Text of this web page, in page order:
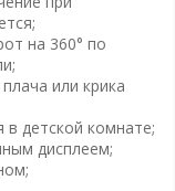
на 360° по
или крика
детской комнате;
дисплеем;